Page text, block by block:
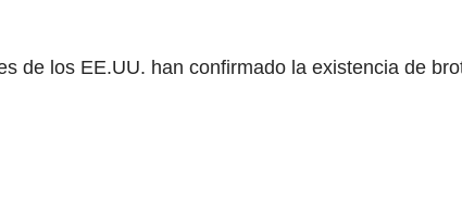
de los EE.UU. han confirmado la existencia de